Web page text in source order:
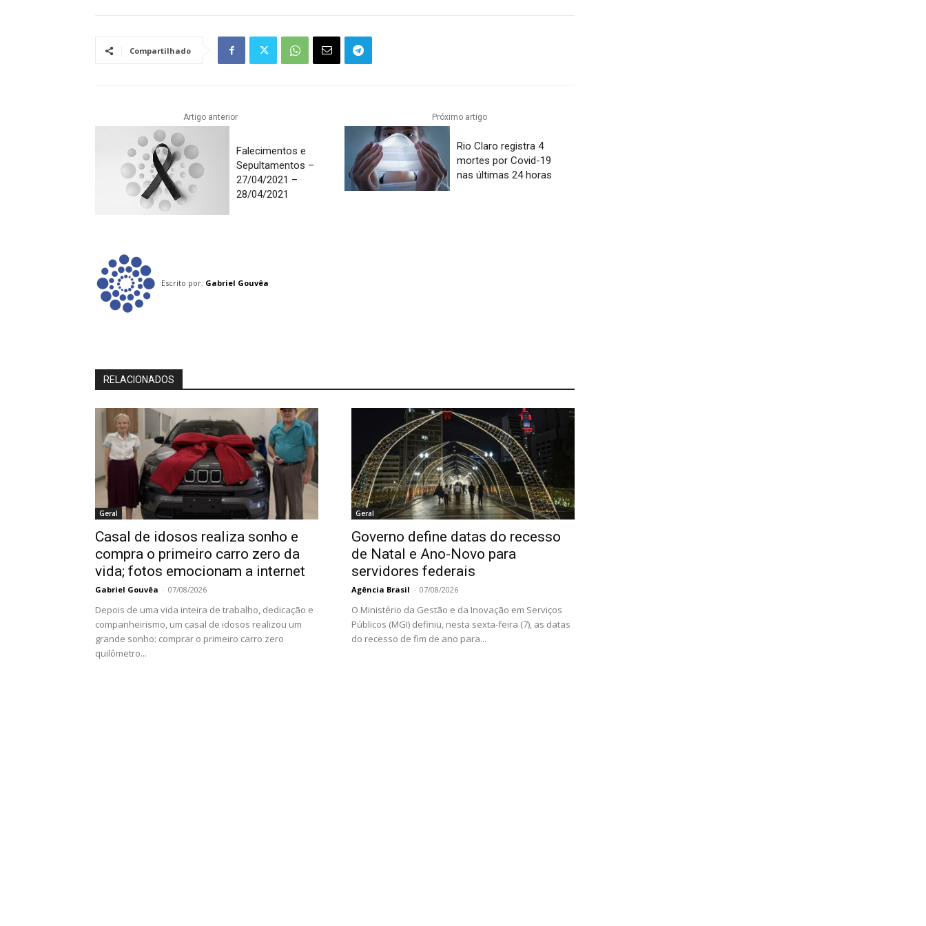
Compartilhado
Artigo anterior
Falecimentos e
Sepultamentos –
27/04/2021 –
28/04/2021
Próximo artigo
Rio Claro registra 4
mortes por Covid-19
nas últimas 24 horas
Escrito por: Gabriel Gouvêa
RELACIONADOS
Geral
Casal de idosos realiza sonho e
compra o primeiro carro zero da
vida; fotos emocionam a internet
Gabriel Gouvêa - 07/08/2026
Depois de uma vida inteira de trabalho, dedicação e
companheirismo, um casal de idosos realizou um
grande sonho: comprar o primeiro carro zero
quilômetro...
Geral
Governo define datas do recesso
de Natal e Ano-Novo para
servidores federais
Agência Brasil - 07/08/2026
O Ministério da Gestão e da Inovação em Serviços
Públicos (MGI) definiu, nesta sexta-feira (7), as datas
do recesso de fim de ano para...